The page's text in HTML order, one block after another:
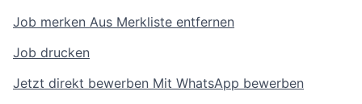
Job merken Aus Merkliste entfernen
Job drucken
Jetzt direkt bewerben Mit WhatsApp bewerben